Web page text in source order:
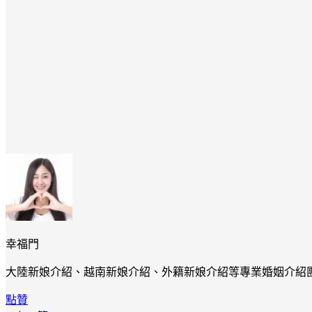
幸福門
大陸新娘介紹、越南新娘介紹、外籍新娘介紹等專業婚姻介紹
點贊